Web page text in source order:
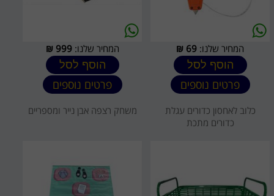
המחיר שלנו: 69
₪
הוסף לסל
פרטים נוספים
המחיר שלנו:999
₪
הוסף לסל
פרטים נוספים
כלוב לאחסון כדורים עגלת
כדורים מתכת
משחק רצפה אבן נייר ומספריים